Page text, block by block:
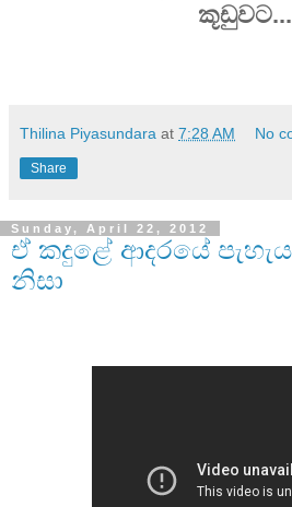
කූඩුවට...
Thilina Piyasundara at 7:28 AM No
Share
Sunday, April 22, 2012
ඒ කදුළේ ආදරයේ
නිසා